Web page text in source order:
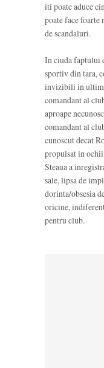
iti poate aduce
poate face
de scandaluri.
In ciuda faptului
sportiv din tara,
invizibili in
comandant al
aproape
comandant al
cunoscut decat
propulsat in
Steaua a
sale, lipsa de
dorinta/obsesia
oricine,
pentru club.